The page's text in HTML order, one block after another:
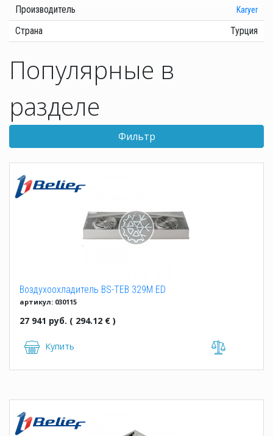
Производитель
Karyer
Страна Турция
Популярные в
разделе
Фильтр
Воздухоохладитель BS-TEB 329M ED
артикул: 030115
27 941 руб. ( 294.12 € )
Купить